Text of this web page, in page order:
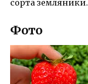
сорта земляники.
Фото